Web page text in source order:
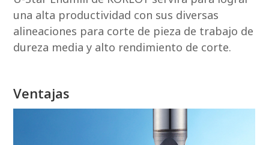
una alta productividad con sus diversas
alineaciones para corte de pieza de trabajo de
dureza media y alto rendimiento de corte.
Ventajas